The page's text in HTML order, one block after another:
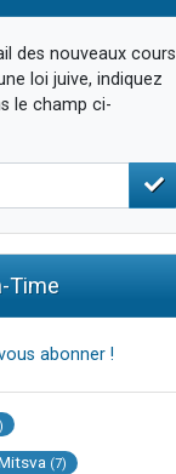
des nouveaux cours
loi juive, indiquez
le champ ci-
Time
abonner !
(7)